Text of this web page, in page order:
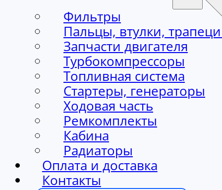
Фильтры
Пальцы, втулки,
Запчасти двигателя
Турбокомпрессоры
Топливная система
Стартеры, генераторы
Ходовая часть
Ремкомплекты
Кабина
Радиаторы
Оплата и доставка
Контакты